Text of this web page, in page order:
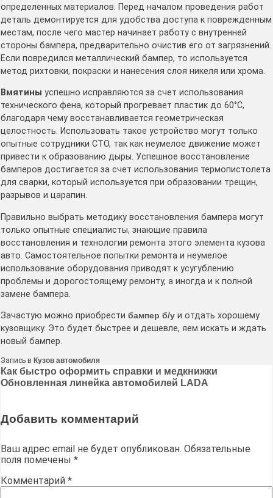
определенных материалов. Перед началом проведения работ
деталь демонтируется для удобства доступа к поврежденным
местам, после чего мастер начинает работу с внутренней
стороны бампера, предварительно очистив его от загрязнений.
Если повредился металлический бампер, то используется
метод рихтовки, покраски и нанесения слоя никеля или хрома.
Вмятины успешно исправляются за счет использования
технического фена, который прогревает пластик до 60°С,
благодаря чему восстанавливается геометрическая
целостность. Использовать такое устройство могут только
опытные сотрудники СТО, так как неумелое движение может
привести к образованию дыры. Успешное восстановление
бамперов достигается за счет использования термопистолета
для сварки, который используется при образовании трещин,
разрывов и царапин.
Правильно выбрать методику восстановления бампера могут
только опытные специалисты, знающие правила
восстановления и технологии ремонта этого элемента кузова
авто. Самостоятельное попытки ремонта и неумелое
использование оборудования приводят к усугублению
проблемы и дорогостоящему ремонту, а иногда и к полной
замене бампера.
Зачастую можно приобрести бампер б/у и отдать хорошему
кузовщику. Это будет быстрее и дешевле, яем искать и ждать
новый бампер.
Запись в Кузов автомобиля
Навигация
по
Как быстро оформить справки и медкнижки
Обновленная линейка автомобилей LADA
Добавить комментарий
Ваш адрес email не будет опубликован. Обязательные
поля помечены *
Комментарий *